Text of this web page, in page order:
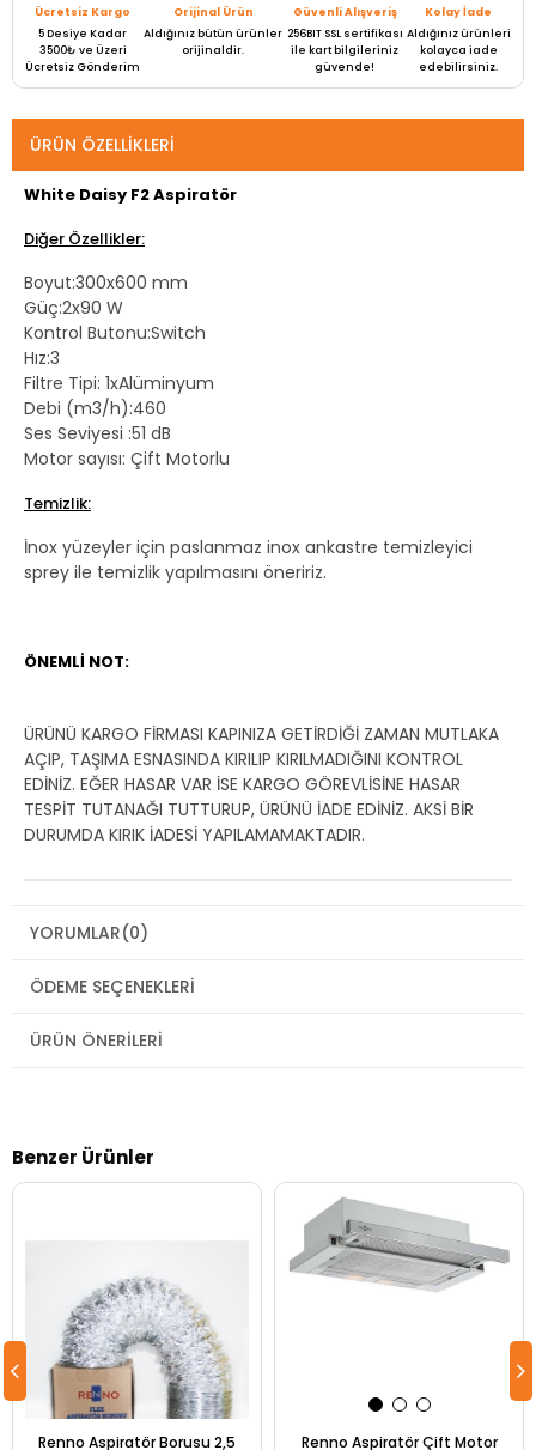
Ücretsiz Kargo
5 Desiye Kadar
3500₺ ve Üzeri
Ücretsiz Gönderim
Orijinal Ürün
Aldığınız bütün ürünler
orijinaldir.
Güvenli Alışveriş
256BIT SSL sertifikası
ile kart bilgileriniz
güvende!
Kolay İade
Aldığınız ürünleri
kolayca iade
edebilirsiniz.
ÜRÜN ÖZELLIKLERI
White Daisy F2 Aspiratör
Diğer Özellikler:
Boyut:300x600 mm
Güç:2x90 W
Kontrol Butonu:Switch
Hız:3
Filtre Tipi: 1xAlüminyum
Debi (m3/h):460
Ses Seviyesi :51 dB
Motor sayısı: Çift Motorlu
Temizlik:
İnox yüzeyler için paslanmaz inox ankastre temizleyici
sprey ile temizlik yapılmasını öneririz.
ÖNEMLİ NOT:
ÜRÜNÜ KARGO FİRMASI KAPINIZA GETİRDİĞİ ZAMAN MUTLAKA
AÇIP, TAŞIMA ESNASINDA KIRILIP KIRILMADIĞINI KONTROL
EDİNİZ. EĞER HASAR VAR İSE KARGO GÖREVLİSİNE HASAR
TESPİT TUTANAĞI TUTTURUP, ÜRÜNÜ İADE EDİNİZ. AKSİ BİR
DURUMDA KIRIK İADESİ YAPILAMAMAKTADIR.
YORUMLAR(0)
ÖDEME SEÇENEKLERI
ÜRÜN ÖNERILERI
Benzer Ürünler
Renno Aspiratör Borusu 2,5
Renno Aspiratör Çift Motor